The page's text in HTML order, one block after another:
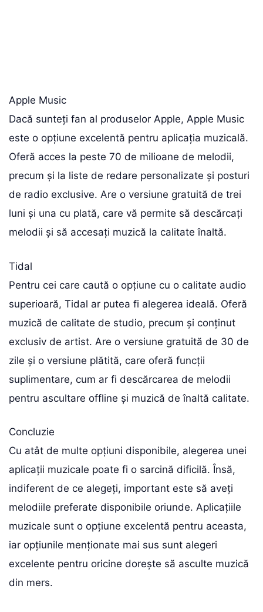
Apple Music
Dacă sunteți fan al produselor Apple, Apple Music
este o opțiune excelentă pentru aplicația muzicală.
Oferă acces la peste 70 de milioane de melodii,
precum și la liste de redare personalizate și posturi
de radio exclusive. Are o versiune gratuită de trei
luni și una cu plată, care vă permite să descărcați
melodii și să accesați muzică la calitate înaltă.
Tidal
Pentru cei care caută o opțiune cu o calitate audio
superioară, Tidal ar putea fi alegerea ideală. Oferă
muzică de calitate de studio, precum și conținut
exclusiv de artist. Are o versiune gratuită de 30 de
zile și o versiune plătită, care oferă funcții
suplimentare, cum ar fi descărcarea de melodii
pentru ascultare offline și muzică de înaltă calitate.
Concluzie
Cu atât de multe opțiuni disponibile, alegerea unei
aplicații muzicale poate fi o sarcină dificilă. Însă,
indiferent de ce alegeți, important este să aveți
melodiile preferate disponibile oriunde. Aplicațiile
muzicale sunt o opțiune excelentă pentru aceasta,
iar opțiunile menționate mai sus sunt alegeri
excelente pentru oricine dorește să asculte muzică
din mers.